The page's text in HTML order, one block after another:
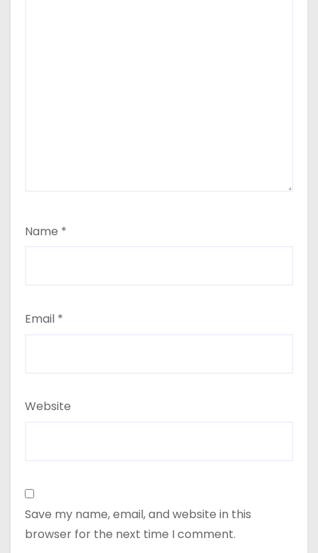
Name *
Email *
Website
Save my name, email, and website in this
browser for the next time I comment.